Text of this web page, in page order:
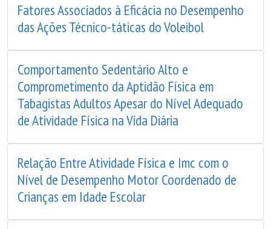
Fatores Associados à Eficácia no Desempenho
das Ações Técnico-táticas do Voleibol
Comportamento Sedentário Alto e
Comprometimento da Aptidão Física em
Tabagistas Adultos Apesar do Nível Adequado
de Atividade Física na Vida Diária
Relação Entre Atividade Física e Imc com o
Nível de Desempenho Motor Coordenado de
Crianças em Idade Escolar